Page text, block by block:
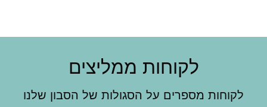
לקוחות ממליצים
לקוחות מספרים על הסגולות של הסבון שלנו